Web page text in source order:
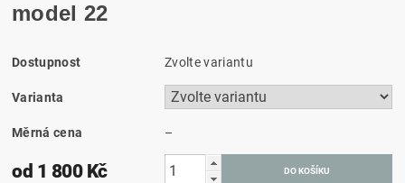
model 22
Dostupnost Zvolte variantu
Varianta
Měrná cena –
od 1 800 Kč